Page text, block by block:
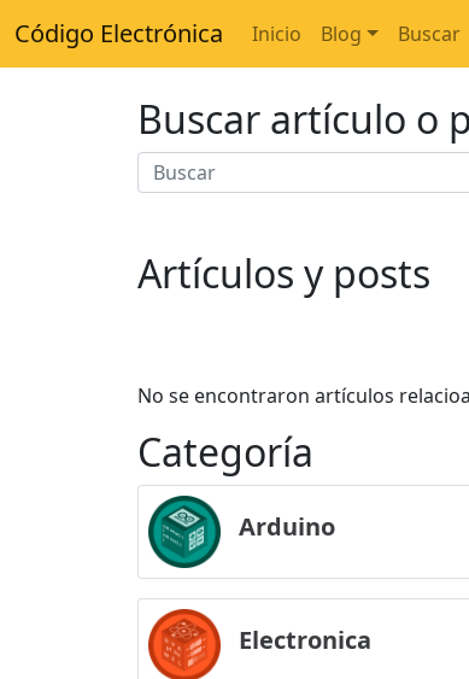
Código Electrónica Inicio Blog Buscar
Buscar artículo o
Artículos y posts
No se encontraron artículos
Categoría
Arduino
Electronica